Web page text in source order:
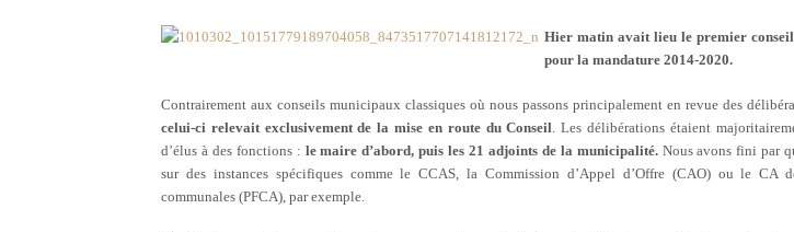
Hier matin avait lieu le premier
pour la mandature 2014-2020.
Contrairement aux conseils municipaux classiques où nous passons principalement en revue des
celui-ci relevait exclusivement de la mise en route du Conseil. Les délibérations étaient
d’élus à des fonctions : le maire d’abord, puis les 21 adjoints de la municipalité.Nous avons fini par
sur des instances spécifiques comme le CCAS, la Commission d’Appel d’Offre (CAO) ou le CA
communales (PFCA), par exemple.